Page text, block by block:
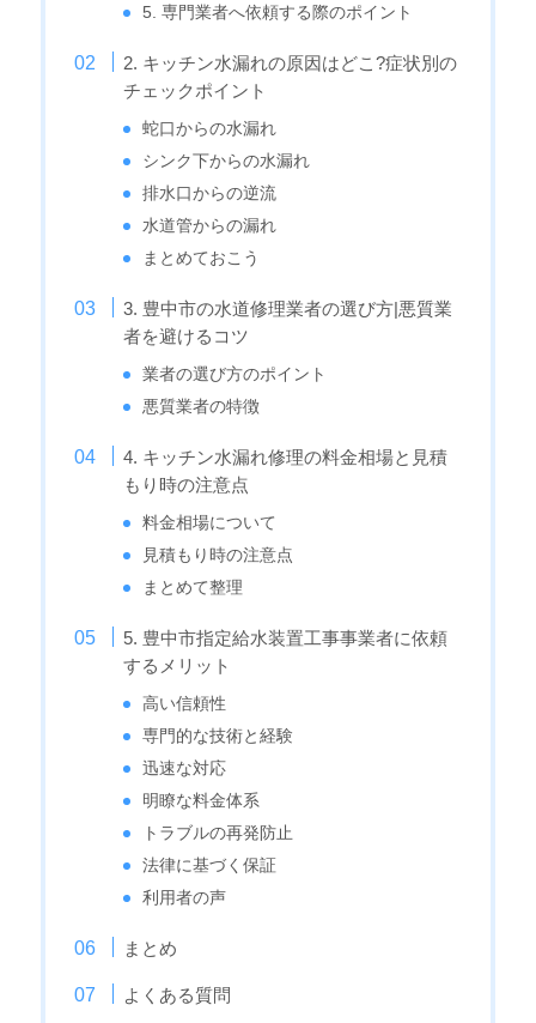
5. 専門業者へ依頼する際のポイント
2. キッチン水漏れの原因はどこ?症状別の
チェックポイント
蛇口からの水漏れ
シンク下からの水漏れ
排水口からの逆流
水道管からの漏れ
まとめておこう
3. 豊中市の水道修理業者の選び方|悪質業
者を避けるコツ
業者の選び方のポイント
悪質業者の特徴
4. キッチン水漏れ修理の料金相場と見積
もり時の注意点
料金相場について
見積もり時の注意点
まとめて整理
5. 豊中市指定給水装置工事事業者に依頼
するメリット
高い信頼性
専門的な技術と経験
迅速な対応
明瞭な料金体系
トラブルの再発防止
法律に基づく保証
利用者の声
まとめ
よくある質問